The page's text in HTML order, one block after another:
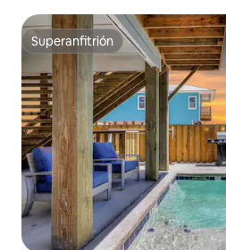
Superanfitrión
Superanfitrión